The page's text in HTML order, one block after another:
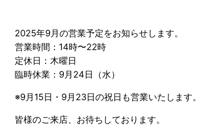
2025年9月の営業予定をお知らせします。
営業時間：14時〜22時
定休日：木曜日
臨時休業：9月24日（水）
※9月15日・9月23日の祝日も営業いたします。
皆様のご来店、お待ちしております。